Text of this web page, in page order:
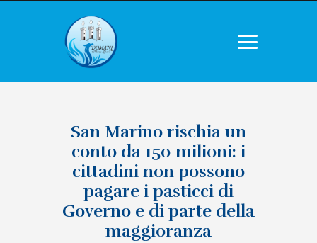
San Marino rischia un
conto da 150 milioni: i
cittadini non possono
pagare i pasticci di
Governo e di parte della
maggioranza